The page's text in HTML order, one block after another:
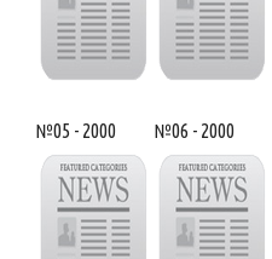
№05 - 2000 №06 - 2000